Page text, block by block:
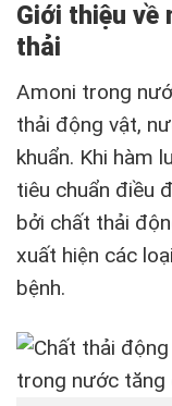
Giới thiệu về
thải
Amoni trong
thải động vật,
khuẩn. Khi hàm
tiêu chuẩn điều
bởi chất thải
xuất hiện các
bệnh.